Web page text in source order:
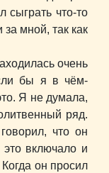
сыграть что-то
мной, так как
очень
бы я в чём-
Я не думала,
ряд.
что он
включало и
он просил